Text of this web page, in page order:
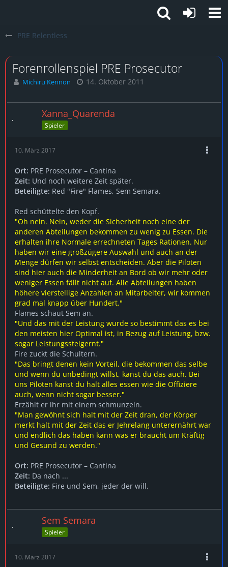
PRE Relentless
Forenrollenspiel PRE Prosecutor
Michiru Kennon 14. Oktober 2011
Xanna_Quarenda
Spieler
10. März 2017
Ort: PRE Prosecutor – Cantina
Zeit: Und noch weitere Zeit später.
Beteiligte: Red "Fire" Flames, Sem Semara.
Red schüttelte den Kopf.
"Oh nein. Nein, weder die Sicherheit noch eine der
anderen Abteilungen bekommen zu wenig zu Essen. Die
erhalten ihre Normale errechneten Tages Rationen. Nur
haben wir eine großzügere Auswahl und auch an der
Menge dürfen wir selbst entscheiden. Aber die Piloten
sind hier auch die Minderheit an Bord ob wir mehr oder
weniger Essen fällt nicht auf. Alle Abteilungen haben
höhere vierstellige Anzahlen an Mitarbeiter, wir kommen
grad mal knapp über Hundert."
Flames schaut Sem an.
"Und das mit der Leistung wurde so bestimmt das es bei
den meisten hier Optimal ist, in Bezug auf Leistung, bzw.
sogar Leistungssteigernt."
Fire zuckt die Schultern.
"Das bringt denen kein Vorteil, die bekommen das selbe
und wenn du unbedingt willst, kanst du das auch. Bei
uns Piloten kanst du halt alles essen wie die Offiziere
auch, wenn nicht sogar besser."
Erzählt er ihr mit einem schmunzeln.
"Man gewöhnt sich halt mit der Zeit dran, der Körper
merkt halt mit der Zeit das er Jehrelang unterernährt war
und endlich das haben kann was er braucht um Kräftig
und Gesund zu werden."
Ort: PRE Prosecutor – Cantina
Zeit: Da nach ...
Beteiligte: Fire und Sem, jeder der will.
Sem Semara
Spieler
10. März 2017